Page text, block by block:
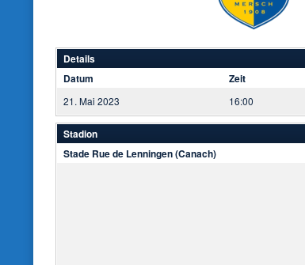
Details
Datum
Zeit
21. Mai 2023 16:00
Stadion
Stade Rue de Lenningen (Canach)